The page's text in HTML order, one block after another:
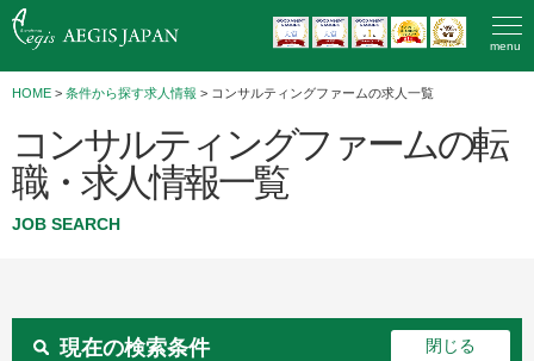
menu
HOME > 条件から探す求人情報 > コンサルティングファームの求人一覧
コンサルティングファームの転
職・求人情報一覧
JOB SEARCH
現在の検索条件